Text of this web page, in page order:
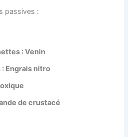
passives :
: Venin
Engrais nitro
de crustacé